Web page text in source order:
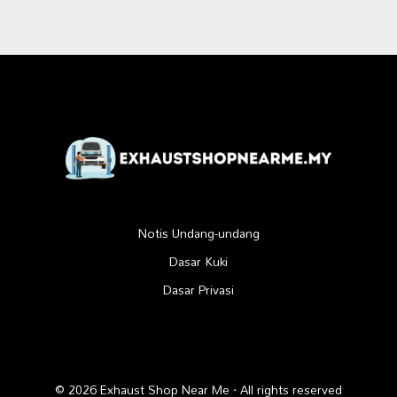
Notis Undang-undang
Dasar Kuki
Dasar Privasi
© 2026 Exhaust Shop Near Me · All rights reserved